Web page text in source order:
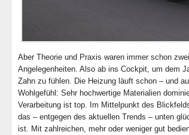
Aber Theorie und Praxis waren immer schon
Angelegenheiten. Also ab ins Cockpit, um dem
Zahn zu fühlen. Die Heizung läuft schon – und
Wohlgefühl: Sehr hochwertige Materialien
Verarbeitung ist top. Im Mittelpunkt des
das – entgegen des aktuellen Trends – unten
ist. Mit zahlreichen, mehr oder weniger gut